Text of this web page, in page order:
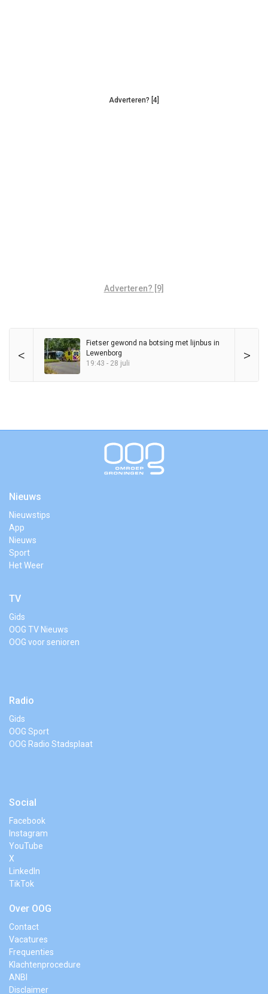
Adverteren? [4]
Adverteren? [9]
< >
Fietser gewond na botsing met lijnbus in
Lewenborg
19:43 - 28 juli
Nieuws
Nieuwstips
App
Nieuws
Sport
Het Weer
TV
Gids
OOG TV Nieuws
OOG voor senioren
Radio
Gids
OOG Sport
OOG Radio Stadsplaat
Social
Facebook
Instagram
YouTube
X
LinkedIn
TikTok
Over OOG
Contact
Vacatures
Frequenties
Klachtenprocedure
ANBI
Disclaimer